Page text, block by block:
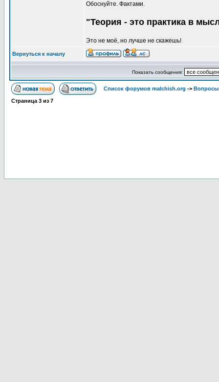
Обоснуйте. Фактами.
"Теория - это практика в
Это не моё, но лучше не скажешь!
Вернуться к началу
Показать сообщения:
Список форумов malchish.org -> Вопросы
Страница 3 из 7